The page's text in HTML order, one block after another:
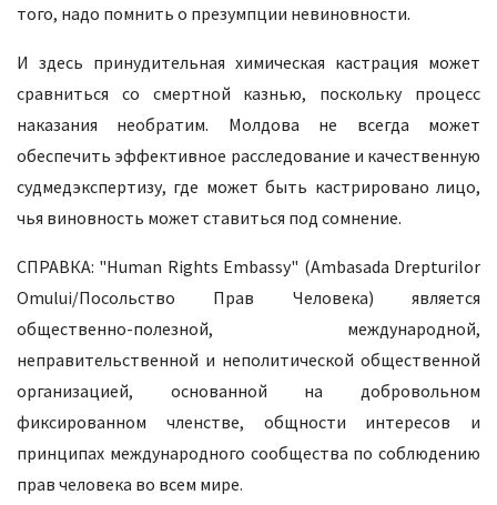
того, надо помнить о презумпции невиновности.
И здесь принудительная химическая кастрация может
сравниться со смертной казнью, поскольку процесс
наказания необратим. Молдова не всегда может
обеспечить эффективное расследование и качественную
судмедэкспертизу, где может быть кастрировано лицо,
чья виновность может ставиться под сомнение.
СПРАВКА: "Human Rights Embassy" (Ambasada Drepturilor
Omului/Посольство Прав Человека) является
общественно-полезной, международной,
неправительственной и неполитической общественной
организацией, основанной на добровольном
фиксированном членстве, общности интересов и
принципах международного сообщества по соблюдению
прав человека во всем мире.